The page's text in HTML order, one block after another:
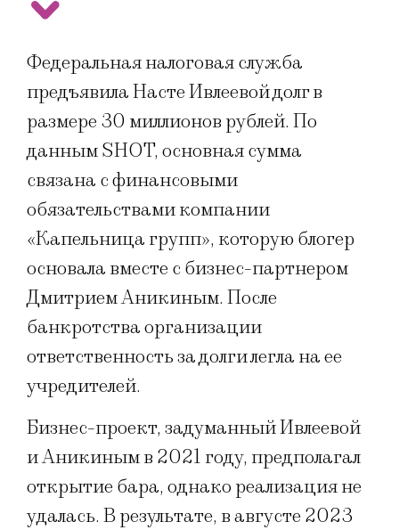
Федеральная налоговая служба
предъявила Насте Ивлеевой долг в
размере 30 миллионов рублей. По
данным SHOT, основная сумма
связана с финансовыми
обязательствами компании
«Капельница групп», которую блогер
основала вместе с бизнес-партнером
Дмитрием Аникиным. После
банкротства организации
ответственность за долги легла на ее
учредителей.
Бизнес-проект, задуманный Ивлеевой
и Аникиным в 2021 году, предполагал
открытие бара, однако реализация не
удалась. В результате, в августе 2023